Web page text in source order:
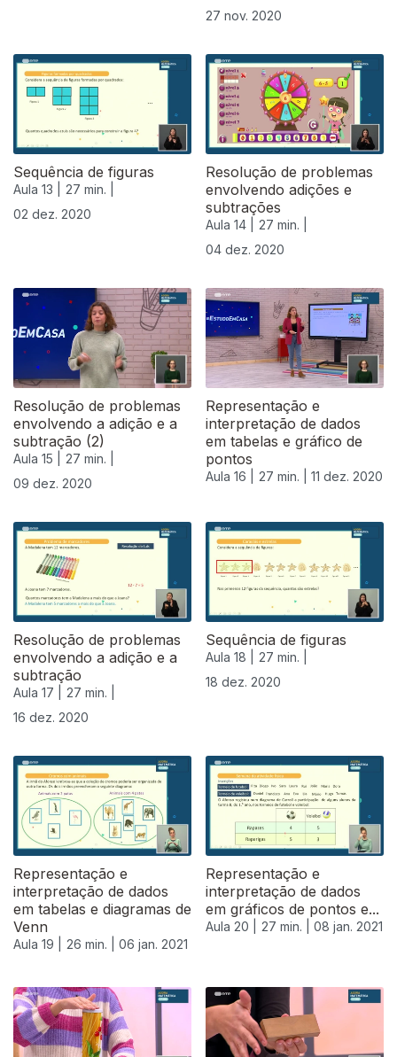
27 nov. 2020
Sequência de figuras
Aula 13 |
27 min. |
02 dez. 2020
Resolução de problemas
envolvendo adições e
subtrações
Aula 14 |
27 min. |
04 dez. 2020
Resolução de problemas
envolvendo a adição e a
subtração (2)
Aula 15 |
27 min. |
09 dez. 2020
Representação e
interpretação de dados
em tabelas e gráfico de
pontos
Aula 16 | 27 min. | 11 dez. 2020
Resolução de problemas
envolvendo a adição e a
subtração
Aula 17 |
27 min. |
16 dez. 2020
Sequência de figuras
Aula 18 |
27 min. |
18 dez. 2020
Representação e
interpretação de dados
em tabelas e diagramas de
Venn
Aula 19 | 26 min. | 06 jan. 2021
Representação e
interpretação de dados
em gráficos de pontos e...
Aula 20 | 27 min. | 08 jan. 2021